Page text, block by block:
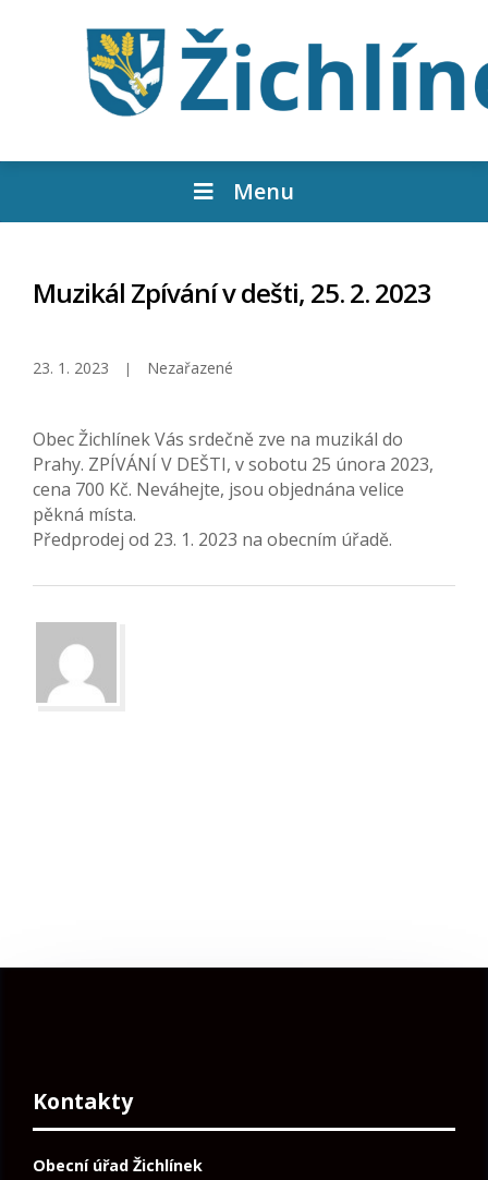
Menu
Muzikál Zpívání v dešti, 25. 2. 2023
23. 1. 2023 Nezařazené
Obec Žichlínek Vás srdečně zve na muzikál do
Prahy. ZPÍVÁNÍ V DEŠTI, v sobotu 25 února 2023,
cena 700 Kč. Neváhejte, jsou objednána velice
pěkná místa.
Předprodej od 23. 1. 2023 na obecním úřadě.
Kontakty
Obecní úřad Žichlínek